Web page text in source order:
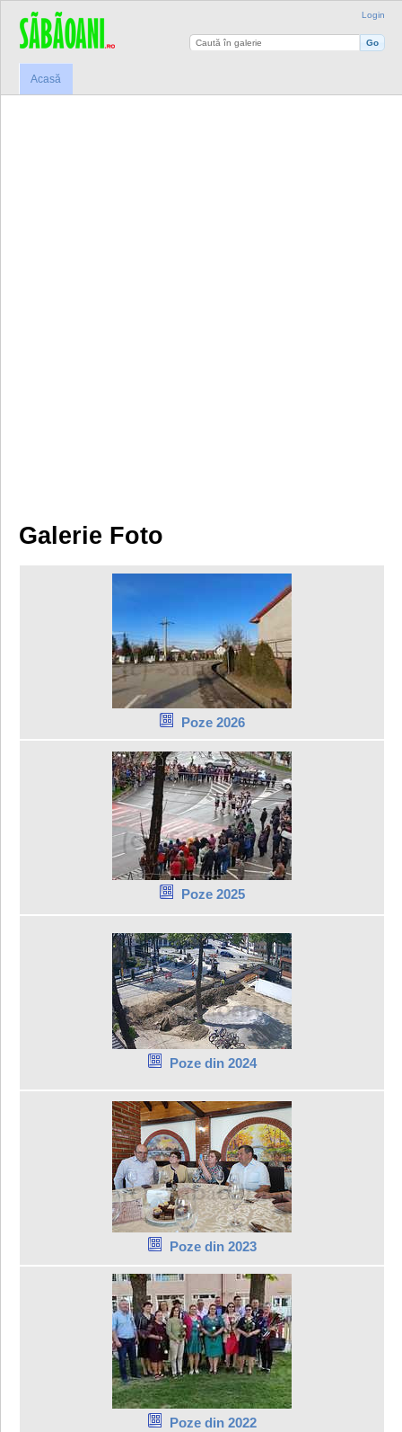
Login
Acasă
Galerie Foto
Poze 2026
Poze 2025
Poze din 2024
Poze din 2023
Poze din 2022